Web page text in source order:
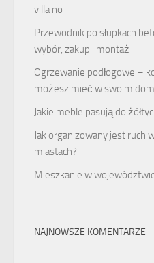
villa no
Przewodnik po słupkach
wybór, zakup i montaż
Ogrzewanie podłogowe –
możesz mieć w swoim
Jakie meble pasują do
Jak organizowany jest ruch
miastach?
Mieszkanie w
NAJNOWSZE KOMENTARZE